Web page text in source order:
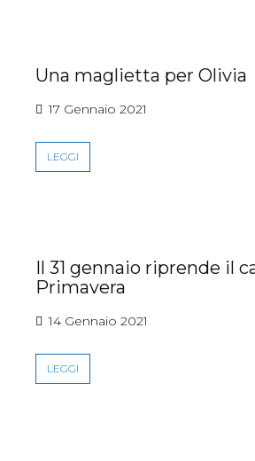
Una maglietta per Olivia
17 Gennaio 2021
LEGGI
Il 31 gennaio riprende il
Primavera
14 Gennaio 2021
LEGGI